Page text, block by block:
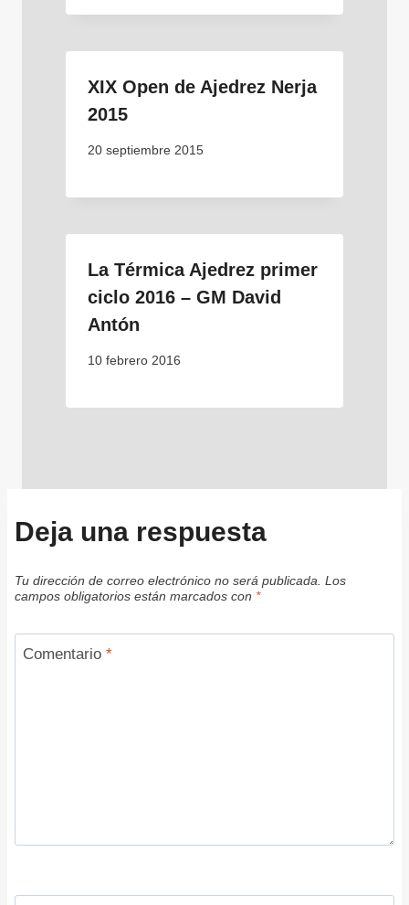
XIX Open de Ajedrez Nerja
2015
20 septiembre 2015
La Térmica Ajedrez primer
ciclo 2016 – GM David
Antón
10 febrero 2016
Deja una respuesta
Tu dirección de correo electrónico no será publicada. Los
campos obligatorios están marcados con *
Comentario *